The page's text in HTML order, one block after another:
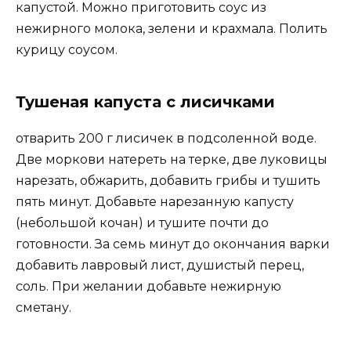
капустой. Можно приготовить соус из
нежирного молока, зелени и крахмала. Полить
курицу соусом.
Тушеная капуста с лисичками
отварить 200 г лисичек в подсоленной воде.
Две моркови натереть на терке, две луковицы
нарезать, обжарить, добавить грибы и тушить
пять минут. Добавьте нарезанную капусту
(небольшой кочан) и тушите почти до
готовности. За семь минут до окончания варки
добавить лавровый лист, душистый перец,
соль. При желании добавьте нежирную
сметану.